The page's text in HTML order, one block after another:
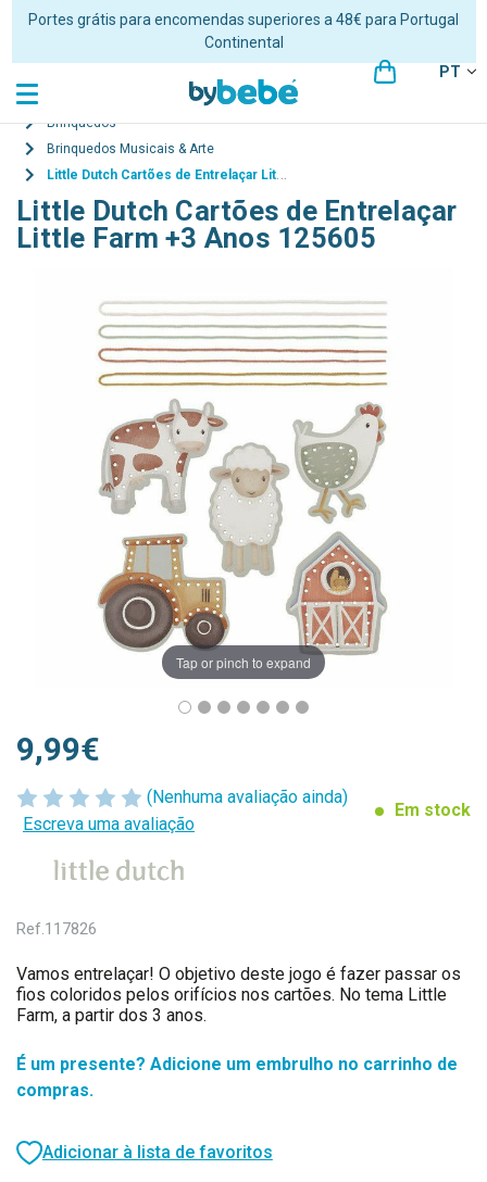
Portes grátis para encomendas superiores a 48€ para Portugal
Continental
PT
Brinquedos
Brinquedos Musicais & Arte
Little Dutch Cartões de Entrelaçar Little Farm +3 Anos 125605
Little Dutch Cartões de Entrelaçar
Little Farm +3 Anos 125605
Tap or pinch to expand
(Nenhuma avaliação ainda)
Escreva uma avaliação
Em stock
9,99€
Ref.117826
Vamos entrelaçar! O objetivo deste jogo é fazer passar os
fios coloridos pelos orifícios nos cartões. No tema Little
Farm, a partir dos 3 anos.
É um presente? Adicione um embrulho no carrinho de
compras.
Adicionar à lista de favoritos